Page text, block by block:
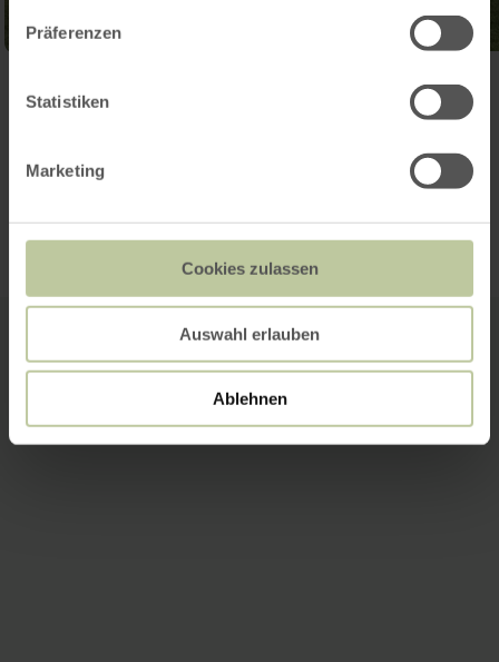
Präferenzen
Statistiken
Marketing
Cookies zulassen
Auswahl erlauben
Ablehnen
Travel itinerary